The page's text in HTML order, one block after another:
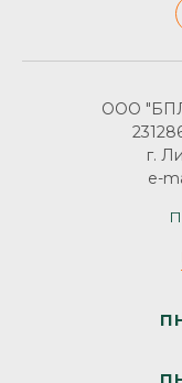
ООО
г.
e-